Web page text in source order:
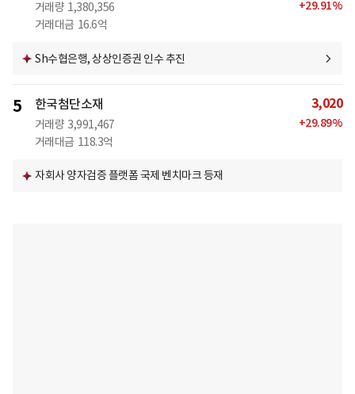
거래량 1,380,356
거래대금 16.6억
+29.91%
Sh수협은행, 상상인증권 인수 추진
5 한국첨단소재
거래량 3,991,467
거래대금 118.3억
3,020
+29.89%
자회사 양자검증 플랫폼 국제 벤치마크 등재